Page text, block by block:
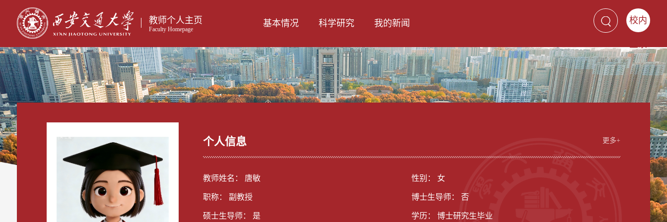
教师个人主页
Faculty Homepage
校内
基本情况 科学研究 我的新闻
个人信息 更多+
教师姓名： 唐敏 性别： 女
职称： 副教授 博士生导师： 否
硕士生导师： 是 学历： 博士研究生毕业